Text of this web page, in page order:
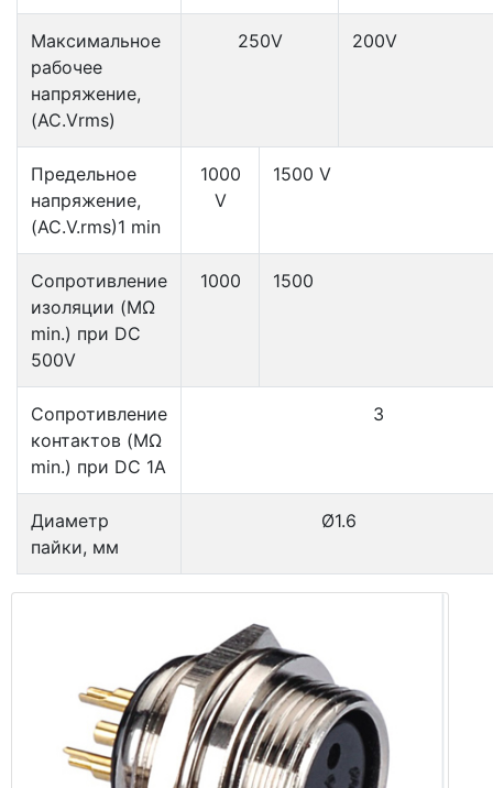
Максимальное
рабочее
напряжение,
(AC.Vrms)
250V 200V
Предельное
напряжение,
(AC.V.rms)1 min
1000
V
1500 V
Сопротивление
изоляции (MΩ
min.) при DC
500V
1000 1500
Сопротивление
контактов (MΩ
min.) при DC 1A
3
Диаметр
пайки, мм
Ø1.6